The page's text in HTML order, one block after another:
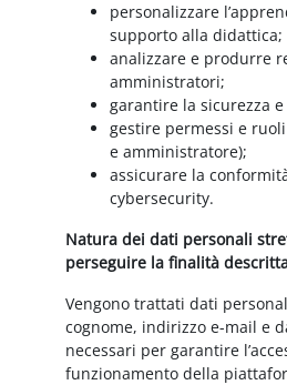
personalizzare
supporto alla didattica;
analizzare e produrre
amministratori;
garantire la sicurezza
gestire permessi e
e amministratore);
assicurare la
cybersecurity.
Natura dei dati personali
perseguire la finalità
Vengono trattati dati
cognome, indirizzo e-mail e
necessari per garantire
funzionamento della